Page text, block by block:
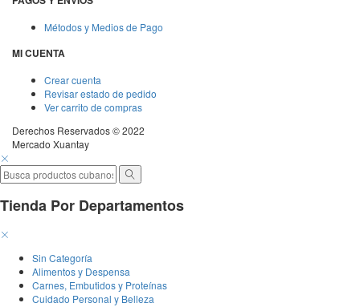
Métodos y Medios de Pago
MI CUENTA
Crear cuenta
Revisar estado de pedido
Ver carrito de compras
Derechos Reservados © 2022
Mercado Xuantay
Tienda Por Departamentos
Sin Categoría
Alimentos y Despensa
Carnes, Embutidos y Proteínas
Cuidado Personal y Belleza